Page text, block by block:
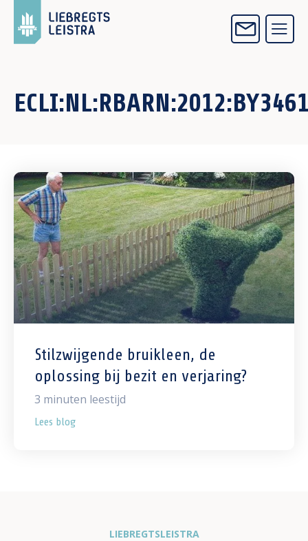
Stilzwijgende bruikleen, de
oplossing bij bezit en verjaring?
3 minuten leestijd
Lees blog
LIEBREGTSLEISTRA